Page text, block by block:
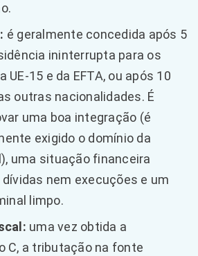
é geralmente concedida após 5
ininterrupta para os
UE-15 e da EFTA, ou após 10
outras nacionalidades. É
uma boa integração (é
exigido o domínio da
uma situação financeira
nem execuções e um
limpo.
uma vez obtida a
C, a tributação na fonte